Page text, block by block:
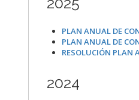
PLAN ANUAL DE
PLAN ANUAL DE
RESOLUCIÓN PLAN
2024